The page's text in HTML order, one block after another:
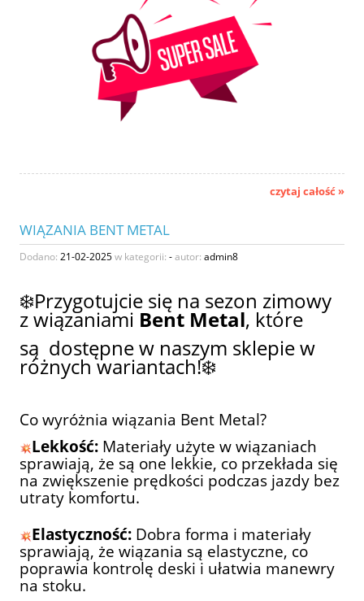
czytaj całość »
WIĄZANIA BENT METAL
Dodano: 21-02-2025w kategorii: -autor: admin8
❄️Przygotujcie się na sezon zimowy
z wiązaniami Bent Metal, które
są dostępne w naszym sklepie w
różnych wariantach!❄️
Co wyróżnia wiązania Bent Metal?
Lekkość: Materiały użyte w wiązaniach
sprawiają, że są one lekkie, co przekłada się
na zwiększenie prędkości podczas jazdy bez
utraty komfortu.
Elastyczność: Dobra forma i materiały
sprawiają, że wiązania są elastyczne, co
poprawia kontrolę deski i ułatwia manewry
na stoku.